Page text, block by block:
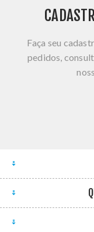
Faça seu
pedidos,